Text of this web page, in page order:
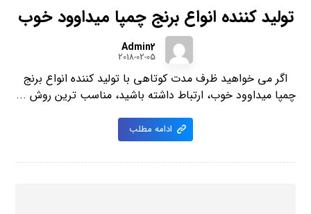
تولید کننده انواع برنج چمپا میداوود خوب
Admin2
2018-02-05
اگر می خواهید ظرف مدت کوتاهی با تولید کننده انواع برنج
چمپا میداوود خوب، ارتباط داشته باشید، مناسب ترین روش ...
ادامه مطلب